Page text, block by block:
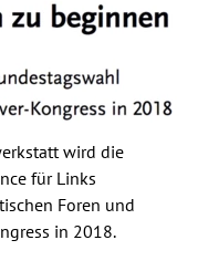
wird die
für Links
Foren und
in 2018.